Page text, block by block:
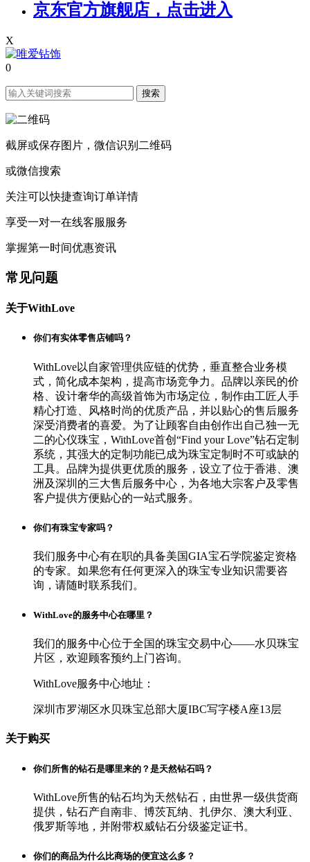
京东官方旗舰店，点击进入
X
0
搜索
截屏或保存图片，微信识别二维码
或微信搜索
关注可以快捷查询订单详情
享受一对一在线客服服务
掌握第一时间优惠资讯
常见问题
关于WithLove
你们有实体零售店铺吗？
WithLove以自家管理供应链的优势，垂直整合业务模
式，简化成本架构，提高市场竞争力。品牌以亲民的价
格、设计奢华的高级首饰为市场定位，制作由工匠人手
精心打造、风格时尚的优质产品，并以贴心的售后服务
深受消费者的喜爱。为了让顾客自由创作出自己独一无
二的心仪珠宝，WithLove首创“Find your Love”钻石定制
系统，其强大的定制功能已成为珠宝定制时不可或缺的
工具。品牌为提供更优质的服务，设立了位于香港、澳
洲及深圳的三大售后服务中心，为各地大宗客户及零售
客户提供方便贴心的一站式服务。
你们有珠宝专家吗？
我们服务中心有在职的具备美国GIA宝石学院鉴定资格
的专家。如果您有任何更深入的珠宝专业知识需要咨
询，请随时联系我们。
WithLove的服务中心在哪里？
我们的服务中心位于全国的珠宝交易中心——水贝珠宝
片区，欢迎顾客预约上门咨询。
WithLove服务中心地址：
深圳市罗湖区水贝珠宝总部大厦IBC写字楼A座13层
关于购买
你们所售的钻石是哪里来的？是天然钻石吗？
WithLove所售的钻石均为天然钻石，由世界一级供货商
提供，钻石产自南非、博茨瓦纳、扎伊尔、澳大利亚、
俄罗斯等地，并附带权威钻石分级鉴定证书。
你们的商品为什么比商场的便宜这么多？